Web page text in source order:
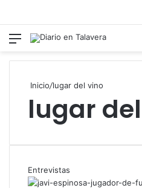
Menú
Inicio/lugar del vino
lugar
Entrevistas